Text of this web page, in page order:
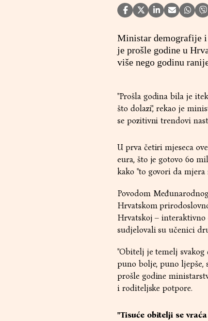
Ministar demografije i
je prošle godine u
više nego godinu
"Prošla godina bila je
što dolazi", rekao je
se pozitivni trendovi
U prva četiri mjeseca
eura, što je gotovo 60
kako "to govori da
Povodom
Hrvatskom
Hrvatskoj – interaktivno
sudjelovali su učenici
"Obitelj je temelj svakog
puno bolje, puno
prošle godine
i roditeljske potpore.
"Tisuće obitelji se